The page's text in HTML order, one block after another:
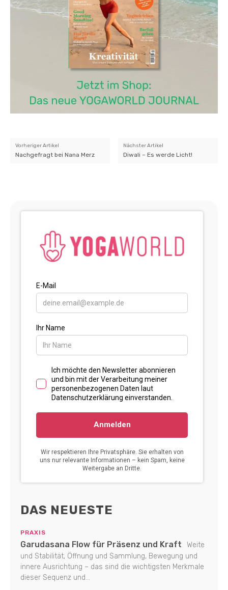
Vorheriger Artikel
Nachgefragt bei Nana Merz
Nächster Artikel
Diwali – Es werde Licht!
DAS NEUESTE
PRAXIS
Garudasana Flow für Präsenz und Kraft
Weite
und Stabilität, Öffnung und Sammlung, Bewegung und
innere Ausrichtung – das sind die wichtigsten Merkmale
dieser Sequenz und...